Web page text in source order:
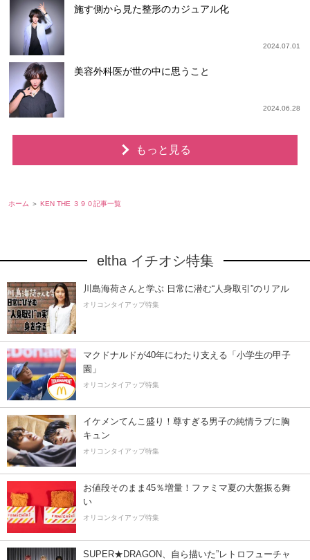
施す側から見た整形のカジュアル化
2024.07.01
美容外科医が世の中に思うこと
2024.06.28
もっと見る
ホーム KEN THE ３９０記事一覧
eltha イチオシ特集
川島海荷さんと学ぶ 日常に潜む“人身取引”のリアル
オリコンタイアップ特集
マクドナルドが40年にわたり支える「小学生の甲子
園」
オリコンタイアップ特集
イケメンてんこ盛り！尊すぎる男子の純情ラブに胸
キュン
オリコンタイアップ特集
お値段そのまま45％増量！ファミマ夏の大盤振る舞
い
オリコンタイアップ特集
SUPER★DRAGON、自ら描いた”レトロフューチャ